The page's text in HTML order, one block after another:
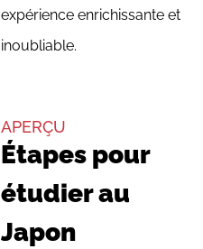
expérience enrichissante et
inoubliable.
APERÇU
Étapes pour
étudier au
Japon